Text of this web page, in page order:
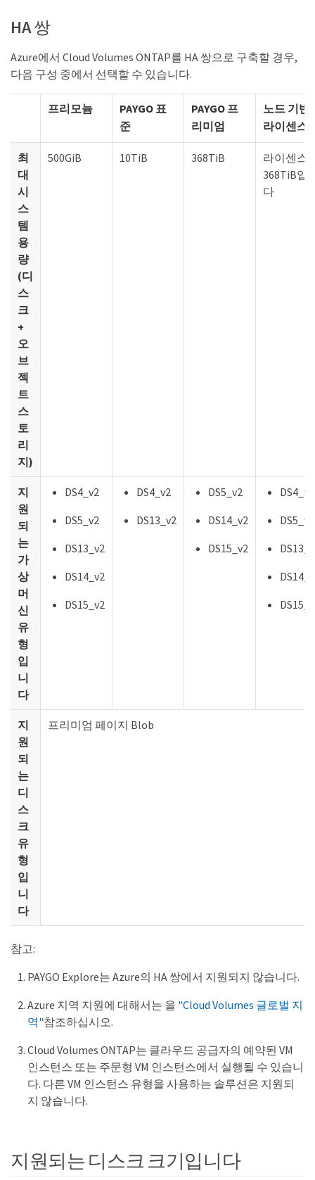
HA 쌍
Azure에서 Cloud Volumes ONTAP를 HA 쌍으로 구축할 경우,
다음 구성 중에서 선택할 수 있습니다.
프리모늄
PAYGO 표
준
PAYGO 프
리미엄
노드 기반
라이센스
최
대
시
스
템
용
량
(디
스
크
+
오
브
젝
트
스
토
리
지)
500GiB 10TiB 368TiB
라이센스
368TiB입
다
지
원
되
는
가
상
머
신
유
형
입
니
다
DS4_v2
DS5_v2
DS13_v2
DS14_v2
DS15_v2
DS4_v2
DS13_v2
DS5_v2
DS14_v2
DS15_v2
DS4_v2
DS5_v2
지
원
되
는
디
스
크
유
형
입
니
다
프리미엄 페이지 Blob
참고:
PAYGO Explore는 Azure의 HA 쌍에서 지원되지 않습니다.
Azure 지역 지원에 대해서는 을 "Cloud Volumes 글로벌 지
역"참조하십시오.
Cloud Volumes ONTAP는 클라우드 공급자의 예약된 VM
인스턴스 또는 주문형 VM 인스턴스에서 실행될 수 있습니
다. 다른 VM 인스턴스 유형을 사용하는 솔루션은 지원되
지 않습니다.
지원되는 디스크 크기입니다